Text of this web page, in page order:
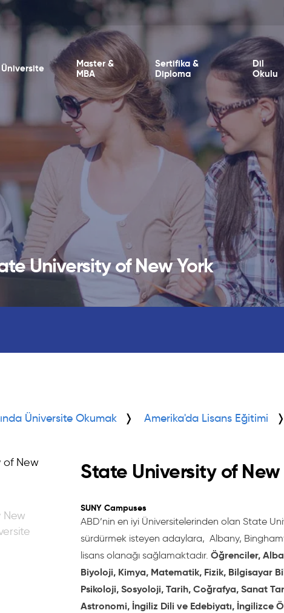
Üniversite
Master &
MBA
Sertifika &
Diploma
Dil
Okulu
University of New York
Üniversite Okumak Amerika'da Lisans Eğitimi
of New
New
State University of New
SUNY Campuses
ABD’nin en iyi Üniversitelerinden olan State
sürdürmek isteyen adaylara, Albany,
lisans olanağı sağlamaktadır. Öğrenciler,
Biyoloji, Kimya, Matematik, Fizik, Bilgisayar
Psikoloji, Sosyoloji, Tarih, Coğrafya, Sanat
Astronomi, İngiliz Dili ve Edebiyatı, İngilizce